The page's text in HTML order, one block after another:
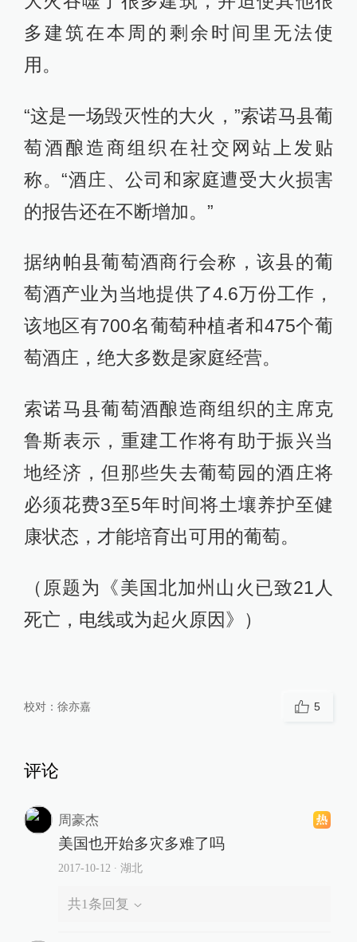
多建筑在本周的剩余时间里无法使
用。
“这是一场毁灭性的大火，”索诺马县葡
萄酒酿造商组织在社交网站上发贴
称。“酒庄、公司和家庭遭受大火损害
的报告还在不断增加。”
据纳帕县葡萄酒商行会称，该县的葡
萄酒产业为当地提供了4.6万份工作，
该地区有700名葡萄种植者和475个葡
萄酒庄，绝大多数是家庭经营。
索诺马县葡萄酒酿造商组织的主席克
鲁斯表示，重建工作将有助于振兴当
地经济，但那些失去葡萄园的酒庄将
必须花费3至5年时间将土壤养护至健
康状态，才能培育出可用的葡萄。
（原题为《美国北加州山火已致21人
死亡，电线或为起火原因》）
校对： 徐亦嘉 5
评论
周豪杰
美国也开始多灾多难了吗
2017-10-12 ∙ 湖北
共1条回复